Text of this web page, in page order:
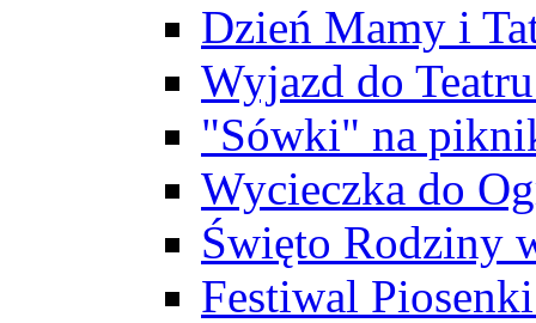
Dzień Mamy i
Wyjazd do
"Sówki" na
Wycieczka do
Święto Rodziny
Festiwal